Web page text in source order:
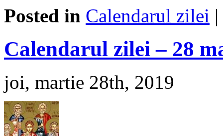
Posted in Calendarul zilei |
Calendarul zilei – 28
joi, martie 28th, 2019